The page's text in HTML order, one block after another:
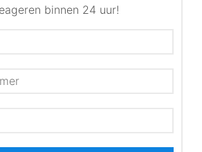
binnen 24 uur!